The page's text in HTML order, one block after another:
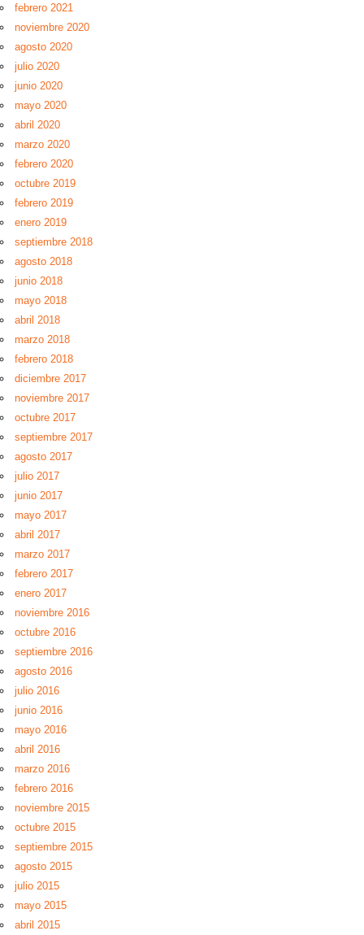
febrero 2021
noviembre 2020
agosto 2020
julio 2020
junio 2020
mayo 2020
abril 2020
marzo 2020
febrero 2020
octubre 2019
febrero 2019
enero 2019
septiembre 2018
agosto 2018
junio 2018
mayo 2018
abril 2018
marzo 2018
febrero 2018
diciembre 2017
noviembre 2017
octubre 2017
septiembre 2017
agosto 2017
julio 2017
junio 2017
mayo 2017
abril 2017
marzo 2017
febrero 2017
enero 2017
noviembre 2016
octubre 2016
septiembre 2016
agosto 2016
julio 2016
junio 2016
mayo 2016
abril 2016
marzo 2016
febrero 2016
noviembre 2015
octubre 2015
septiembre 2015
agosto 2015
julio 2015
mayo 2015
abril 2015